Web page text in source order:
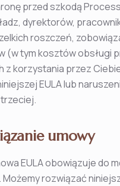
przed szkodą
dyrektorów,
roszczeń,
(w tym kosztów obsługi
z korzystania przez
EULA lub
umowy
EULA obowiązuje do
rozwiązać